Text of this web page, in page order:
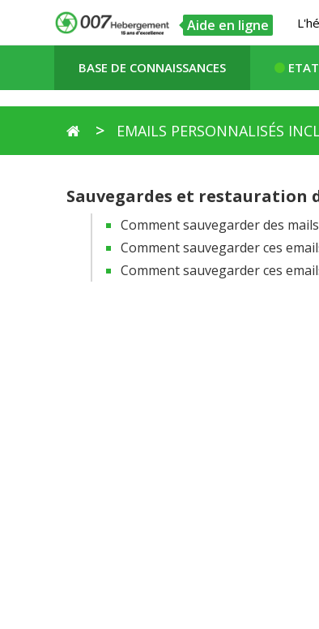
Aide en ligne
BASE DE CONNAISSANCES
EMAILS PERSONNALISÉS
Sauvegardes et restauration
Comment sauvegarder des
Comment sauvegarder ces
Comment sauvegarder ces